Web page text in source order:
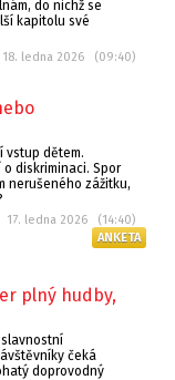
do nichž se
kapitolu své
18. ledna 2026 (09:40)
vstup dětem.
diskriminaci. Spor
nerušeného zážitku,
17. ledna 2026 (14:40)
ANKETA
plný hudby,
čeká
doprovodný